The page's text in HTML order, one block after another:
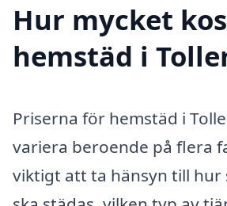
Hur mycket
hemstäd i
Priserna för hemstäd i
variera beroende på flera
viktigt att ta hänsyn till hur